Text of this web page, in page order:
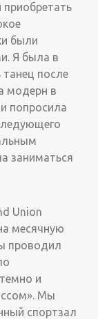
были
Я была в
танец после
модерн в
попросила
заниматься
Union
месячную
проводил
и
Мы
спортзал